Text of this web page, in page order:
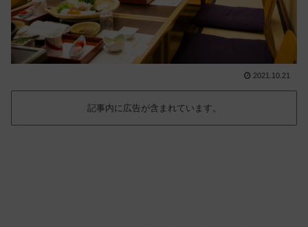
2021.10.21
記事内に広告が含まれています。